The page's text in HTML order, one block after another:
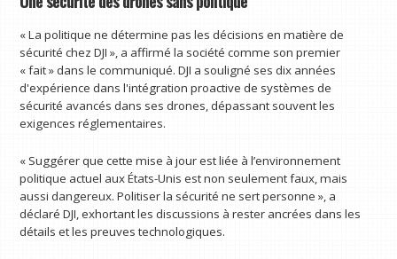
« La politique ne détermine pas les décisions en matière de
sécurité chez DJI », a affirmé la société comme son premier
« fait » dans le communiqué. DJI a souligné ses dix années
d'expérience dans l'intégration proactive de systèmes de
sécurité avancés dans ses drones, dépassant souvent les
exigences réglementaires.
« Suggérer que cette mise à jour est liée à l’environnement
politique actuel aux États-Unis est non seulement faux, mais
aussi dangereux. Politiser la sécurité ne sert personne », a
déclaré DJI, exhortant les discussions à rester ancrées dans les
détails et les preuves technologiques.